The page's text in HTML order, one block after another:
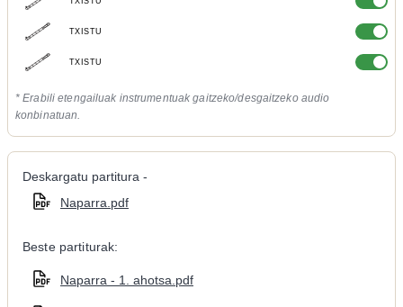
TXISTU
TXISTU
* Erabili etengailuak instrumentuak gaitzeko/desgaitzeko audio
konbinatuan.
Deskargatu partitura -
Naparra.pdf
Beste partiturak:
Naparra - 1. ahotsa.pdf